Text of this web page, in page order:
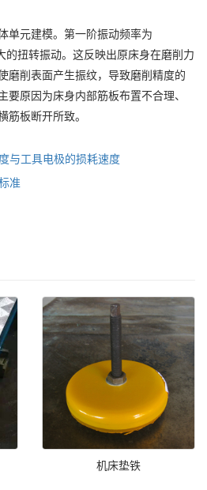
元建模。第一阶振动频率为
的扭转振动。这反映出原床身在磨削力
磨削表面产生振纹，导致磨削精度的
要原因为床身内部筋板布置不合理、
筋板断开所致。
与工具电极的损耗速度
准
机床垫铁